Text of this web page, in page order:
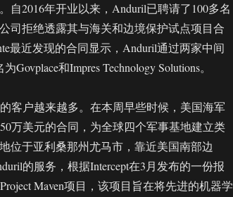
自2016年开业以来，Anduril已聘请了100多名
司拒绝透露其与海关和边境保护试点项目合
最近发现的合同显示，Anduril通过两家中间
和Impres Technology Solutions。
客户越来越多。在本周早些时候，美国海军
万美元的合同，为全球四个军事基地建立类
位于亚利桑那州尤马市，靠近美国南部边
的服务，根据Intercept在3月发布的一份报
Maven项目，该项目旨在将先进的机器学